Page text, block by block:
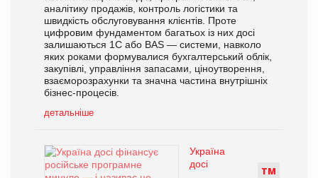
аналітику продажів, контроль логістики та
швидкість обслуговування клієнтів. Проте
цифровим фундаментом багатьох із них досі
залишаються 1С або BAS — системи, навколо
яких роками формувалися бухгалтерський облік,
закупівлі, управління запасами, ціноутворення,
взаєморозрахунки та значна частина внутрішніх
бізнес-процесів.
детальніше
ТМ
Україна
досі